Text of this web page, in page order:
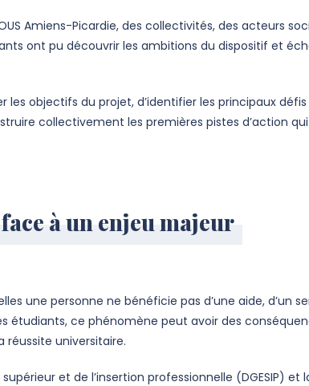
Amiens-Picardie, des collectivités, des acteurs
ont pu découvrir les ambitions du dispositif et
objectifs du projet, d’identifier les principaux défis
collectivement les premières pistes d’action
à un enjeu majeur
une personne ne bénéficie pas d’une aide, d’un
étudiants, ce phénomène peut avoir des
réussite universitaire.
et de l’insertion professionnelle (DGESIP) et